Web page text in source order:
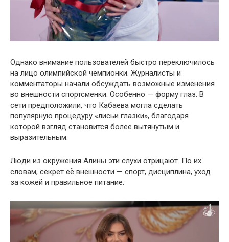
Однако внимание пользователей быстро переключилось
на лицо олимпийской чемпионки. Журналисты и
комментаторы начали обсуждать возможные изменения
во внешности спортсменки. Особенно — форму глаз. В
сети предположили, что Кабаева могла сделать
популярную процедуру «лисьи глазки», благодаря
которой взгляд становится более вытянутым и
выразительным.
Люди из окружения Алины эти слухи отрицают. По их
словам, секрет её внешности — спорт, дисциплина, уход
за кожей и правильное питание.